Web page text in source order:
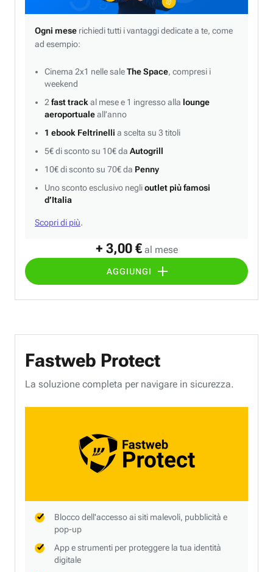
+ 3,00 € al mese
AGGIUNGI
Ogni mese richiedi tutti i vantaggi dedicate a te, come
ad esempio:
Cinema 2x1 nelle saleThe Space, compresi i
weekend
2 fast track al mese e 1 ingresso alla lounge
aeroportualeall’anno
1 ebook Feltrinelli a scelta su 3 titoli
5€ di sconto su 10€ da Autogrill
10€ di sconto su 70€ da Penny
Uno sconto esclusivo neglioutlet più famosi
d’Italia
Scopri di più.
Fastweb Protect
La soluzione completa per navigare in sicurezza.
Blocco dell'accesso ai siti malevoli, pubblicità e
pop-up
App e strumenti per proteggere la tua identità
digitale